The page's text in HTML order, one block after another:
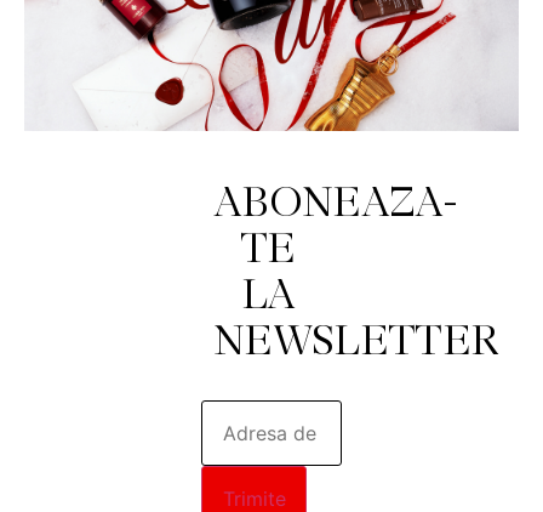
ABONEAZA-
TE
LA
NEWSLETTER
Trimite